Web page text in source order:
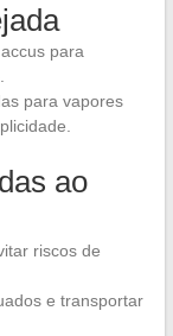
para
para vapores
ao
riscos de
e transportar